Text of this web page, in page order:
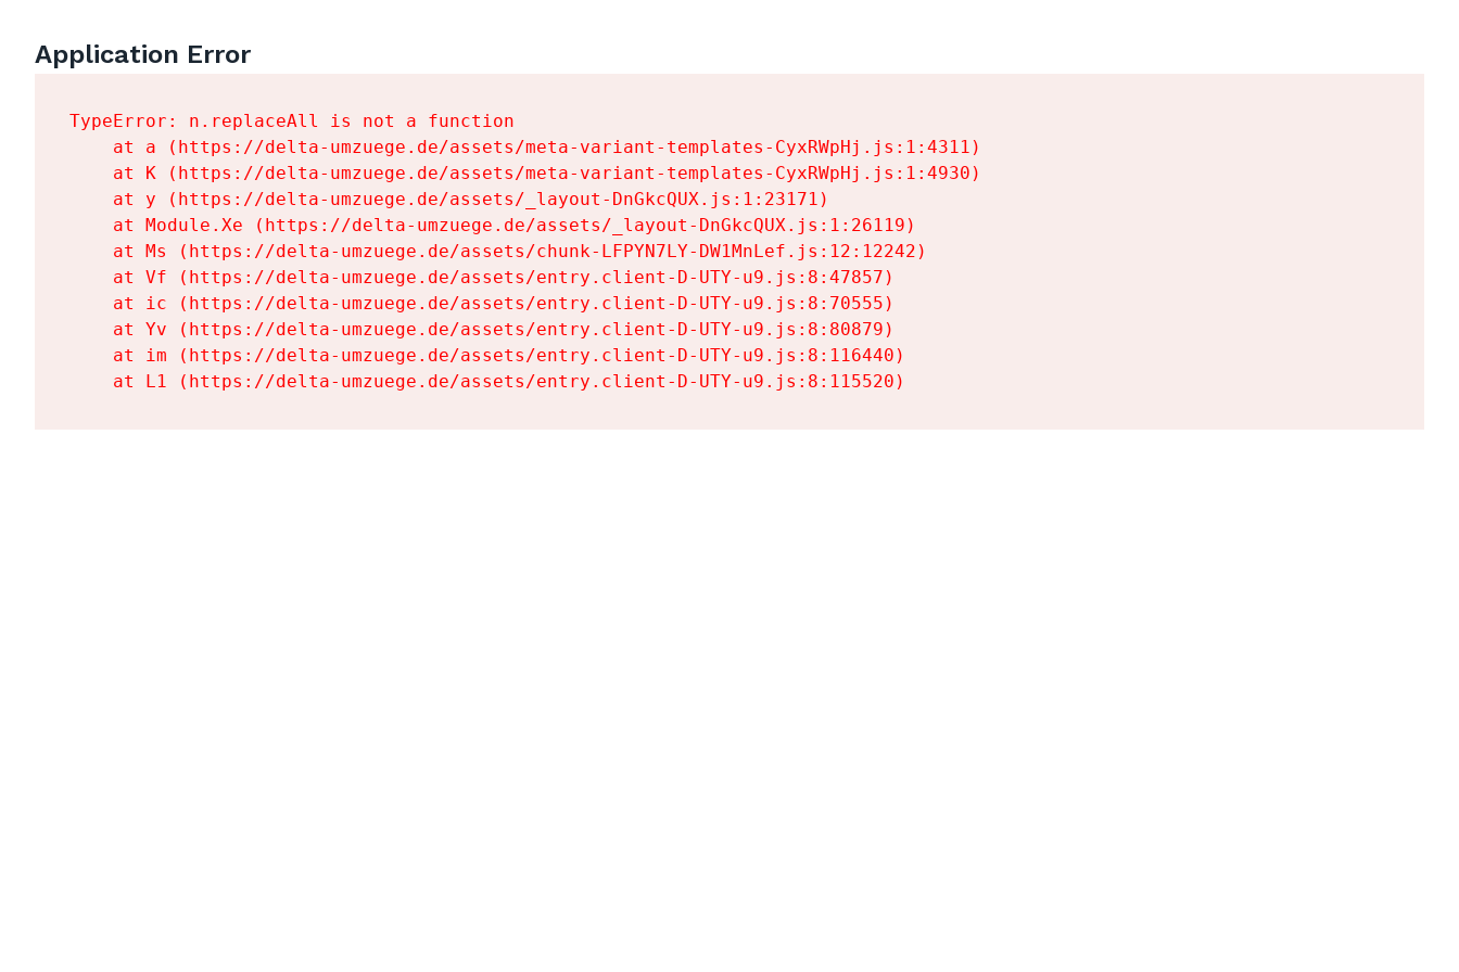
Application Error
TypeError: n.replaceAll is not a function
    at a (https://delta-umzuege.de/assets/meta-variant-templates-CyxRWpHj.js:1:4311)
    at K (https://delta-umzuege.de/assets/meta-variant-templates-CyxRWpHj.js:1:4930)
    at y (https://delta-umzuege.de/assets/_layout-DnGkcQUX.js:1:23171)
    at Module.Xe (https://delta-umzuege.de/assets/_layout-DnGkcQUX.js:1:26119)
    at Ms (https://delta-umzuege.de/assets/chunk-LFPYN7LY-DW1MnLef.js:12:12242)
    at Vf (https://delta-umzuege.de/assets/entry.client-D-UTY-u9.js:8:47857)
    at ic (https://delta-umzuege.de/assets/entry.client-D-UTY-u9.js:8:70555)
    at Yv (https://delta-umzuege.de/assets/entry.client-D-UTY-u9.js:8:80879)
    at im (https://delta-umzuege.de/assets/entry.client-D-UTY-u9.js:8:116440)
    at L1 (https://delta-umzuege.de/assets/entry.client-D-UTY-u9.js:8:115520)